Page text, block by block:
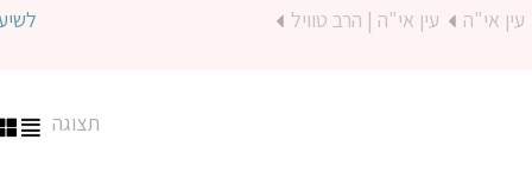
עין אי"ה עין אי"ה | הרב טוויל
תצוגה